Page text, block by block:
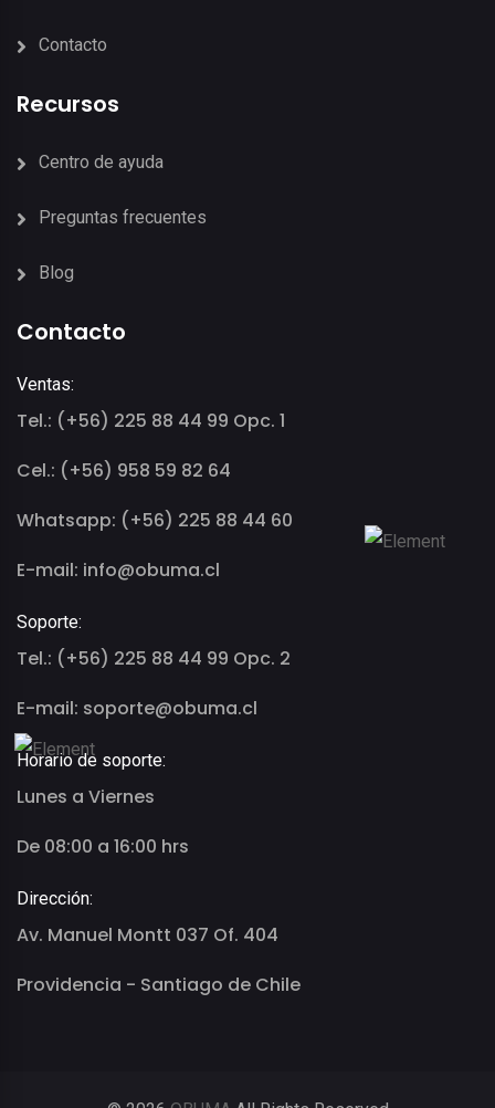
Contacto
Recursos
Centro de ayuda
Preguntas frecuentes
Blog
Contacto
Ventas:
Tel.: (+56) 225 88 44 99 Opc. 1
Cel.: (+56) 958 59 82 64
Whatsapp: (+56) 225 88 44 60
E-mail: info@obuma.cl
Soporte:
Tel.: (+56) 225 88 44 99 Opc. 2
E-mail: soporte@obuma.cl
Horario de soporte:
Lunes a Viernes
De 08:00 a 16:00 hrs
Dirección:
Av. Manuel Montt 037 Of. 404
Providencia - Santiago de Chile